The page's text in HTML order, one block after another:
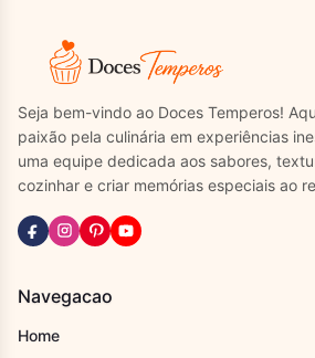
Seja bem-vindo ao Doces Temperos!
paixão pela culinária em experiências
uma equipe dedicada aos sabores,
cozinhar e criar memórias especiais ao
Navegacao
Home